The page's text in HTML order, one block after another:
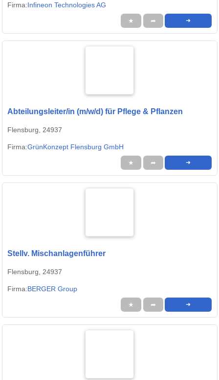
Firma:Infineon Technologies AG
★ ➦ ➜
Abteilungsleiter/in (m/w/d) für Pflege & Pflanzen
Flensburg, 24937
Firma:GrünKonzept Flensburg GmbH
★ ➦ ➜
Stellv. Mischanlagenführer
Flensburg, 24937
Firma:BERGER Group
★ ➦ ➜